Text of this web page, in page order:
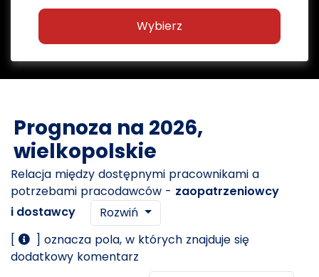
Wybierz
Prognoza na 2026,
wielkopolskie
Relacja między dostępnymi pracownikami a
potrzebami pracodawców - zaopatrzeniowcy
i dostawcy
Rozwiń
[
] oznacza pola, w których znajduje się
dodatkowy komentarz